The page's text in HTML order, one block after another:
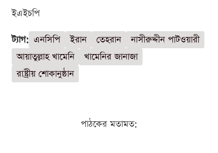
ইএইচপি
ট্যাগ: এনসিপি ইরান তেহরান
নাসীরুদ্দীন পাটওয়ারী
আয়াতুল্লাহ খামেনি
খামেনির জানাজা
রাষ্ট্রীয় শোকানুষ্ঠান
পাঠকের মতামত: